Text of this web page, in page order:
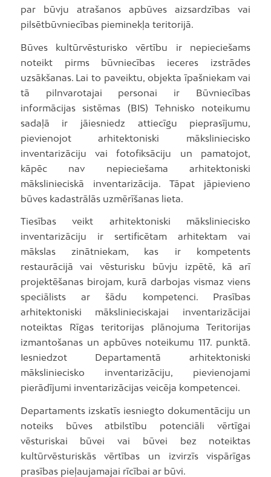
par būvju atrašanos apbūves aizsardzības vai
pilsētbūvniecības pieminekļa teritorijā.
Būves kultūrvēsturisko vērtību ir nepieciešams
noteikt pirms būvniecības ieceres izstrādes
uzsākšanas. Lai to paveiktu, objekta īpašniekam vai
tā pilnvarotajai personai ir Būvniecības
informācijas sistēmas (BIS) Tehnisko noteikumu
sadaļā ir jāiesniedz attiecīgu pieprasījumu,
pievienojot arhitektoniski māksliniecisko
inventarizāciju vai fotofiksāciju un pamatojot,
kāpēc nav nepieciešama arhitektoniski
mākslinieciskā inventarizācija. Tāpat jāpievieno
būves kadastrālās uzmērīšanas lieta.
Tiesības veikt arhitektoniski māksliniecisko
inventarizāciju ir sertificētam arhitektam vai
mākslas zinātniekam, kas ir kompetents
restaurācijā vai vēsturisku būvju izpētē, kā arī
projektēšanas birojam, kurā darbojas vismaz viens
speciālists ar šādu kompetenci. Prasības
arhitektoniski mākslinieciskajai inventarizācijai
noteiktas Rīgas teritorijas plānojuma Teritorijas
izmantošanas un apbūves noteikumu 117. punktā.
Iesniedzot Departamentā arhitektoniski
māksliniecisko inventarizāciju, pievienojami
pierādījumi inventarizācijas veicēja kompetencei.
Departaments izskatīs iesniegto dokumentāciju un
noteiks būves atbilstību potenciāli vērtīgai
vēsturiskai būvei vai būvei bez noteiktas
kultūrvēsturiskās vērtības un izvirzīs vispārīgas
prasības pieļaujamajai rīcībai ar būvi.